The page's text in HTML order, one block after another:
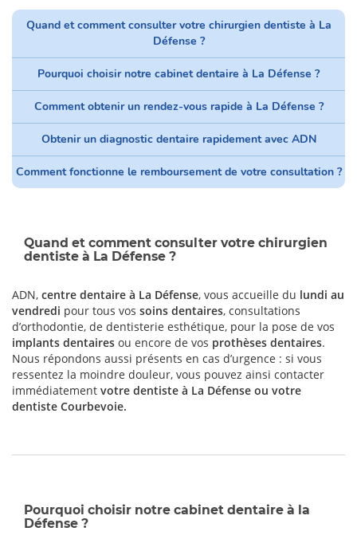
Quand et comment consulter votre chirurgien dentiste à La
Défense ?
Pourquoi choisir notre cabinet dentaire à La Défense ?
Comment obtenir un rendez-vous rapide à La Défense ?
Obtenir un diagnostic dentaire rapidement avec ADN
Comment fonctionne le remboursement de votre consultation ?
Quand et comment consulter votre chirurgien
dentiste à La Défense ?
ADN, centre dentaire à La Défense, vous accueille du lundi au
vendredi pour tous vos soins dentaires, consultations
d’orthodontie, de dentisterie esthétique, pour la pose de vos
implants dentaires ou encore de vos prothèses dentaires.
Nous répondons aussi présents en cas d’urgence : si vous
ressentez la moindre douleur, vous pouvez ainsi contacter
immédiatement votre dentiste à La Défense ou votre
dentiste Courbevoie.
Pourquoi choisir notre cabinet dentaire à la
Défense ?